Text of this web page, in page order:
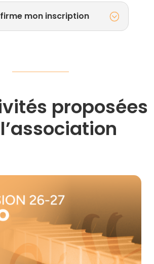
mon inscription
proposées